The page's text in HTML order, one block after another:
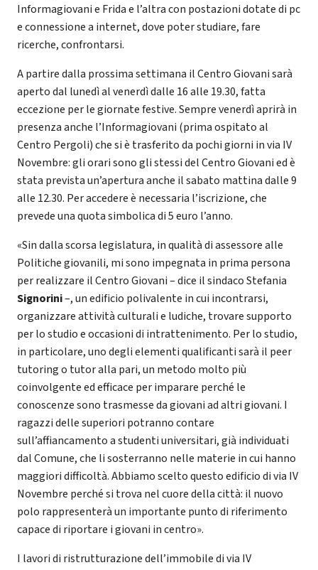
Informagiovani e Frida e l’altra con postazioni dotate di pc
e connessione a internet, dove poter studiare, fare
ricerche, confrontarsi.
A partire dalla prossima settimana il Centro Giovani sarà
aperto dal lunedì al venerdì dalle 16 alle 19.30, fatta
eccezione per le giornate festive. Sempre venerdì aprirà in
presenza anche l’Informagiovani (prima ospitato al
Centro Pergoli) che si è trasferito da pochi giorni in via IV
Novembre: gli orari sono gli stessi del Centro Giovani ed è
stata prevista un’apertura anche il sabato mattina dalle 9
alle 12.30. Per accedere è necessaria l’iscrizione, che
prevede una quota simbolica di 5 euro l’anno.
«Sin dalla scorsa legislatura, in qualità di assessore alle
Politiche giovanili, mi sono impegnata in prima persona
per realizzare il Centro Giovani – dice il sindaco Stefania
Signorini–, un edificio polivalente in cui incontrarsi,
organizzare attività culturali e ludiche, trovare supporto
per lo studio e occasioni di intrattenimento. Per lo studio,
in particolare, uno degli elementi qualificanti sarà il peer
tutoring o tutor alla pari, un metodo molto più
coinvolgente ed efficace per imparare perché le
conoscenze sono trasmesse da giovani ad altri giovani. I
ragazzi delle superiori potranno contare
sull’affiancamento a studenti universitari, già individuati
dal Comune, che li sosterranno nelle materie in cui hanno
maggiori difficoltà. Abbiamo scelto questo edificio di via IV
Novembre perché si trova nel cuore della città: il nuovo
polo rappresenterà un importante punto di riferimento
capace di riportare i giovani in centro».
I lavori di ristrutturazione dell’immobile di via IV